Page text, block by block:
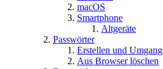
macOS
Smartphone
Altgeräte
Passwörter
Erstellen und Umgang
Aus Browser löschen